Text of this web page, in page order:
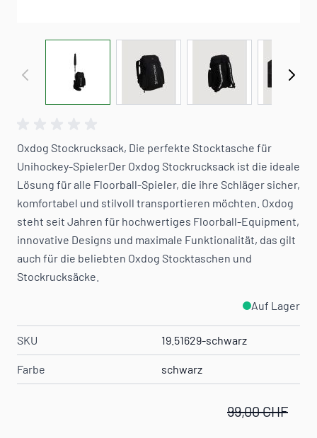
Oxdog Stockrucksack, Die perfekte Stocktasche für
Unihockey-SpielerDer Oxdog Stockrucksack ist die ideale
Lösung für alle Floorball-Spieler, die ihre Schläger sicher,
komfortabel und stilvoll transportieren möchten. Oxdog
steht seit Jahren für hochwertiges Floorball-Equipment,
innovative Designs und maximale Funktionalität, das gilt
auch für die beliebten Oxdog Stocktaschen und
Stockrucksäcke.
Auf Lager
SKU 19.51629-schwarz
Farbe schwarz
99,00 CHF